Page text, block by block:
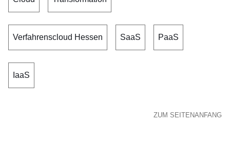
Verfahrenscloud Hessen SaaS PaaS
IaaS
ZUM SEITENANFANG